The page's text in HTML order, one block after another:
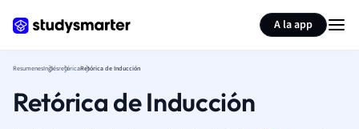
A la app
ResumenesInglésretóricaRetórica de Inducción
Retórica de Inducción
Resumir página